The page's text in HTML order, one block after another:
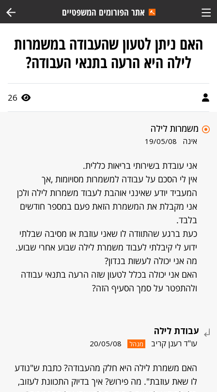
אתר הפורומים המשפטיים
האם ניתן לטעון שהעבודה במשמרות
לילה היא הרעה בתנאי העבודה?
26
משמרות לילה
אינה 19/05/08
אני עובדת בשירותי בריאות כללית.
אין לי הסכם על עבודה למשמרות מסויומות ,אך
המעביד יודע שאינני אוהבת לעבוד משמרות לילה ולכן
אני מקבלת את המשמרת הזאת פעם במספר חודשים
בלבד.
כעת ברגע שהתוודה לו שאני עוזבת או מסיבה שבלתי
ידוע לי קיבלתי לעבוד משמרת לילה שבוע אחרי שבוע.
מה אני יכולה לעשות בנדון?
האם אני יכולה בכלל לטעון שזה הרעה בתנאי עבודה
ולהתפטר על סמך הסעיף הזה?
עבודת לילה
עו"ד רענן קריב מנהל 20/05/08
האם משמרת לילה היא חלק מהעבודה? כתבת ש"נודע
לו שאת עוזבת". מה פירוש? איך בדיוק התכוונת לעזוב,